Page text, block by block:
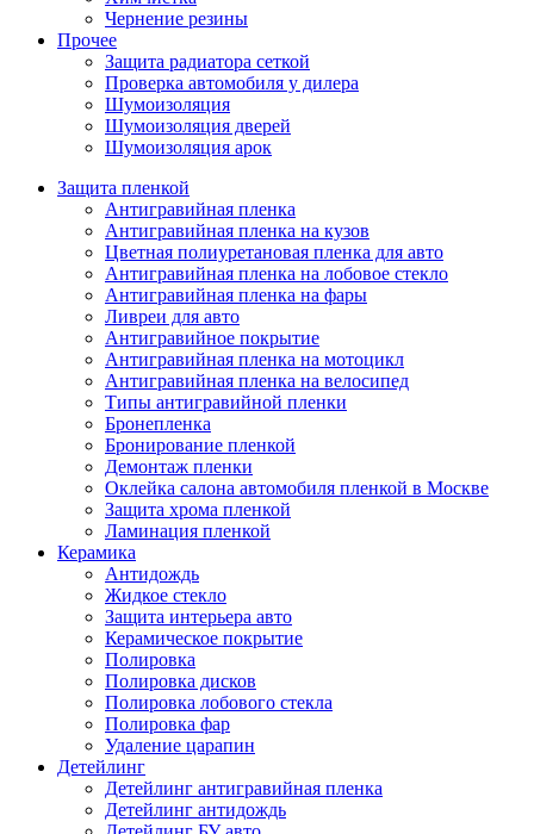
Чернение резины
Прочее
Защита радиатора сеткой
Проверка автомобиля у дилера
Шумоизоляция
Шумоизоляция дверей
Шумоизоляция арок
Защита пленкой
Антигравийная пленка
Антигравийная пленка на кузов
Цветная полиуретановая пленка для авто
Антигравийная пленка на лобовое стекло
Антигравийная пленка на фары
Ливреи для авто
Антигравийное покрытие
Антигравийная пленка на мотоцикл
Антигравийная пленка на велосипед
Типы антигравийной пленки
Бронепленка
Бронирование пленкой
Демонтаж пленки
Оклейка салона автомобиля пленкой в Москве
Защита хрома пленкой
Ламинация пленкой
Керамика
Антидождь
Жидкое стекло
Защита интерьера авто
Керамическое покрытие
Полировка
Полировка дисков
Полировка лобового стекла
Полировка фар
Удаление царапин
Детейлинг
Детейлинг антигравийная пленка
Детейлинг антидождь